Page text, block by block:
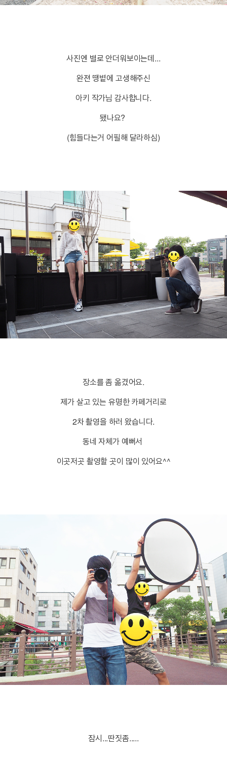
사진엔 별로 안더워보이는데...
완젼 땡볕에 고생해주신
아키 작가님 감사합니다.
됐나요?
(힘들다는거 어필해 달라하심)
장소를 좀 옮겼어요.
제가 살고 있는 유명한 카페거리로
2차 촬영을 하러 왔습니다.
동네 자체가 예뻐서
이곳저곳 촬영할 곳이 많이 있어요^^
잠시...딴짓좀.....